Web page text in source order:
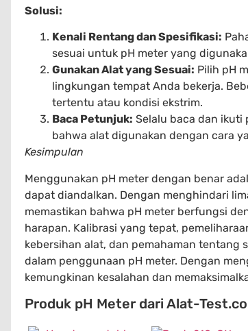
Solusi:
Kenali Rentang dan Spesifikasi:
sesuai untuk pH meter yang
Gunakan Alat yang Sesuai: Pilih pH
lingkungan tempat Anda bekerja.
tertentu atau kondisi ekstrim.
Baca Petunjuk: Selalu baca dan ikuti
bahwa alat digunakan dengan cara
Kesimpulan
Menggunakan pH meter dengan benar
dapat diandalkan. Dengan menghindari
memastikan bahwa pH meter berfungsi
harapan. Kalibrasi yang tepat,
kebersihan alat, dan pemahaman tentang
dalam penggunaan pH meter. Dengan
kemungkinan kesalahan dan
Produk pH Meter dari Alat-